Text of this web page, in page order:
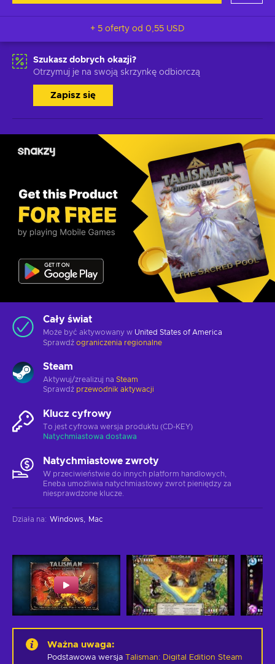
+ 5 oferty od 0,55 USD
Szukasz dobrych okazji?
Otrzymuj je na swoją skrzynkę odbiorczą
Zapisz się
Cały świat
Może być aktywowany w United States of America
Sprawdź ograniczenia regionalne
Steam
Aktywuj/zrealizuj na Steam
Sprawdź przewodnik aktywacji
Klucz cyfrowy
To jest cyfrowa wersja produktu (CD-KEY)
Natychmiastowa dostawa
Natychmiastowe zwroty
W przeciwieństwie do innych platform handlowych,
Eneba umożliwia natychmiastowy zwrot pieniędzy za
niesprawdzone klucze.
Działa na: Windows Mac
Ważna uwaga:
Podstawowa wersja Talisman: Digital Edition Steam